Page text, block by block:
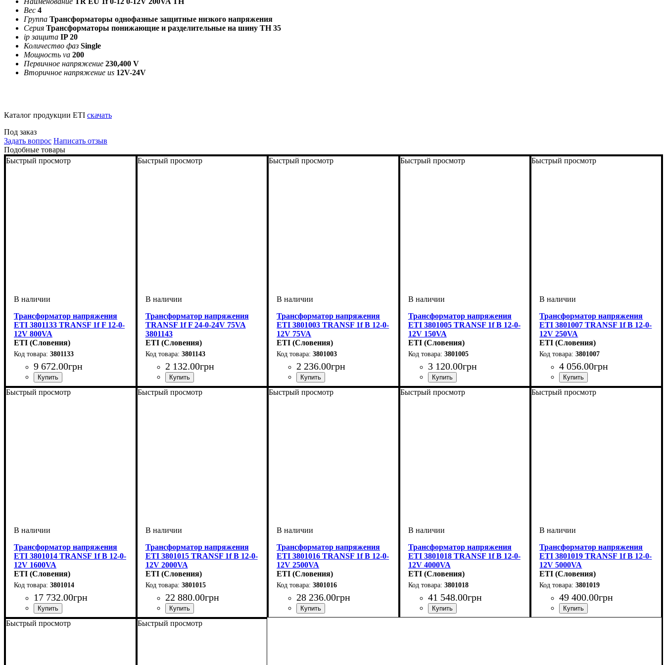
Вес 4
Группа Трансформаторы однофазные защитные низкого напряжения
Серия Трансформаторы понижающие и разделительные на шину TH 35
ip защита IP 20
Количество фаз Single
Мощность va 200
Первичное напряжение 230,400 V
Вторичное напряжение us 12V-24V
Каталог продукции ETI скачать
Под заказ
Задать вопрос Написать отзыв
Подобные товары
Быстрый просмотр
Трансформатор напряжения
ETI 3801133 TRANSF 1f F 12-0-
12V 800VA
ETI (Словения)
3801133
9 672.00грн
Быстрый просмотр
Трансформатор напряжения
TRANSF 1f F 24-0-24V 75VA
3801143
ETI (Словения)
3801143
2 132.00грн
Быстрый просмотр
Трансформатор напряжения
ETI 3801003 TRANSF 1f B 12-0-
12V 75VA
ETI (Словения)
3801003
2 236.00грн
Быстрый просмотр
Трансформатор напряжения
ETI 3801005 TRANSF 1f B 12-0-
12V 150VA
ETI (Словения)
3801005
3 120.00грн
Быстрый просмотр
Трансформатор напряжения
ETI 3801007 TRANSF 1f B 12-0-
12V 250VA
ETI (Словения)
3801007
4 056.00грн
Быстрый просмотр
Трансформатор напряжения
ETI 3801014 TRANSF 1f B 12-0-
12V 1600VA
ETI (Словения)
3801014
17 732.00грн
Быстрый просмотр
Трансформатор напряжения
ETI 3801015 TRANSF 1f B 12-0-
12V 2000VA
ETI (Словения)
3801015
22 880.00грн
Быстрый просмотр
Трансформатор напряжения
ETI 3801016 TRANSF 1f B 12-0-
12V 2500VA
ETI (Словения)
3801016
28 236.00грн
Быстрый просмотр
Трансформатор напряжения
ETI 3801018 TRANSF 1f B 12-0-
12V 4000VA
ETI (Словения)
3801018
41 548.00грн
Быстрый просмотр
Трансформатор напряжения
ETI 3801019 TRANSF 1f B 12-0-
12V 5000VA
ETI (Словения)
3801019
49 400.00грн
Быстрый просмотр Быстрый просмотр